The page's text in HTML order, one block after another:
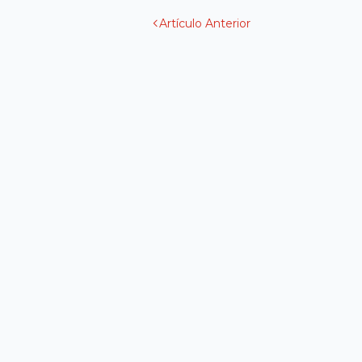
Artículo Anterior